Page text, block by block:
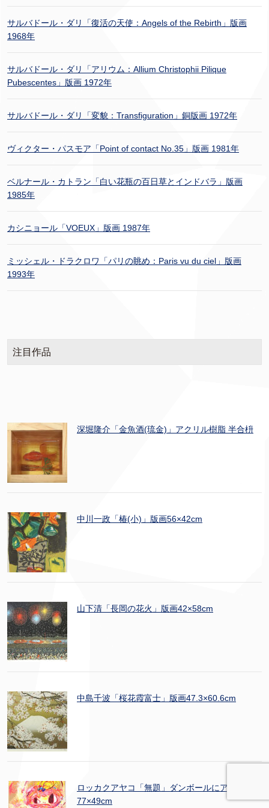
サルバドール・ダリ「復活の天使：Angels of the Rebirth」版画
1968年
サルバドール・ダリ「アリウム：Allium Christophii Pilique
Pubescentes」版画 1972年
サルバドール・ダリ「変貌：Transfiguration」銅版画 1972年
ヴィクター・パスモア「Point of contact No.35」版画 1981年
ベルナール・カトラン「白い花瓶の百日草とインドバラ」版画
1985年
カシニョール「VOEUX」版画 1987年
ミッシェル・ドラクロワ「パリの眺め：Paris vu du ciel」版画
1993年
注目作品
深堀隆介「金魚酒(琉金)」アクリル樹脂 半合枡
中川一政「椿(小)」版画56×42cm
山下清「長岡の花火」版画42×58cm
中島千波「桜花霞富士」版画47.3×60.6cm
ロッカクアヤコ「無題」ダンボールにアクリル
77×49cm